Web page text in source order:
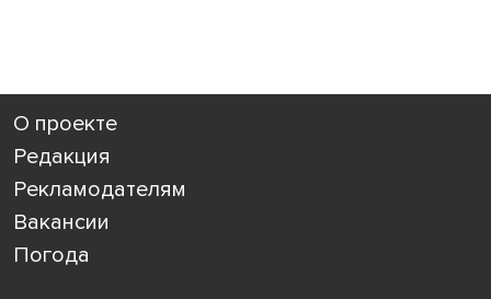
О проекте
Редакция
Рекламодателям
Вакансии
Погода